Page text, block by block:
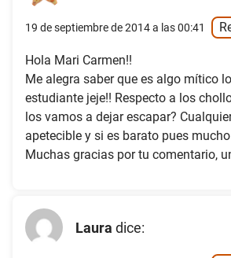
19 de septiembre de 2014 a las 00:41
Hola Mari Carmen!!
Me alegra saber que es algo mítico
estudiante jeje!! Respecto a los
los vamos a dejar escapar?
apetecible y si es barato pues
Muchas gracias por tu comentario,
Laura dice: